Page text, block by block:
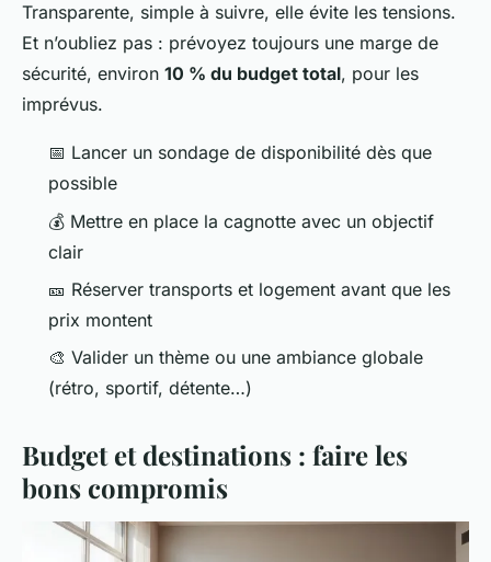
Transparente, simple à suivre, elle évite les tensions.
Et n’oubliez pas : prévoyez toujours une marge de
sécurité, environ 10 % du budget total, pour les
imprévus.
📅 Lancer un sondage de disponibilité dès que
possible
💰 Mettre en place la cagnotte avec un objectif
clair
🎫 Réserver transports et logement avant que les
prix montent
🎨 Valider un thème ou une ambiance globale
(rétro, sportif, détente…)
Budget et destinations : faire les
bons compromis